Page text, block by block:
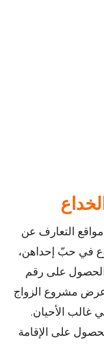
التعارف عن
في حبّ إحداهن،
على رقم
عرض مشروع الزواج
غالب الأحيان.
على الإقامة